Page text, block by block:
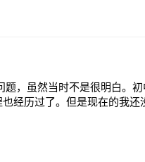
题，虽然当时不是很明白。
经历过了。但是现在的我还